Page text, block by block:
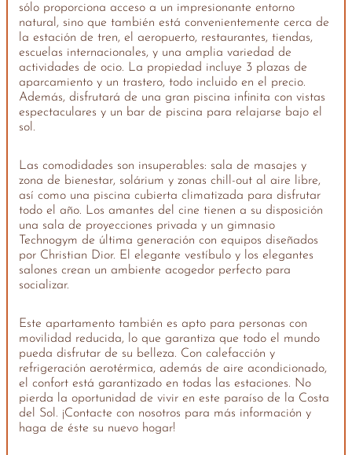
sólo proporciona acceso a un impresionante entorno
natural, sino que también está convenientemente cerca de
la estación de tren, el aeropuerto, restaurantes, tiendas,
escuelas internacionales, y una amplia variedad de
actividades de ocio. La propiedad incluye 3 plazas de
aparcamiento y un trastero, todo incluido en el precio.
Además, disfrutará de una gran piscina infinita con vistas
espectaculares y un bar de piscina para relajarse bajo el
sol.
Las comodidades son insuperables: sala de masajes y
zona de bienestar, solárium y zonas chill-out al aire libre,
así como una piscina cubierta climatizada para disfrutar
todo el año. Los amantes del cine tienen a su disposición
una sala de proyecciones privada y un gimnasio
Technogym de última generación con equipos diseñados
por Christian Dior. El elegante vestíbulo y los elegantes
salones crean un ambiente acogedor perfecto para
socializar.
Este apartamento también es apto para personas con
movilidad reducida, lo que garantiza que todo el mundo
pueda disfrutar de su belleza. Con calefacción y
refrigeración aerotérmica, además de aire acondicionado,
el confort está garantizado en todas las estaciones. No
pierda la oportunidad de vivir en este paraíso de la Costa
del Sol. ¡Contacte con nosotros para más información y
haga de éste su nuevo hogar!